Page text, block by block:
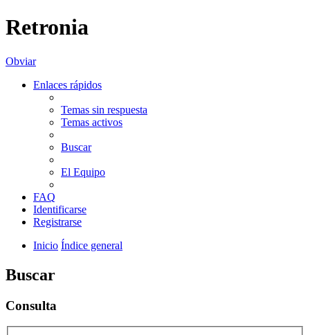
Retronia
Obviar
Enlaces rápidos
Temas sin respuesta
Temas activos
Buscar
El Equipo
FAQ
Identificarse
Registrarse
Inicio Índice general
Buscar
Consulta